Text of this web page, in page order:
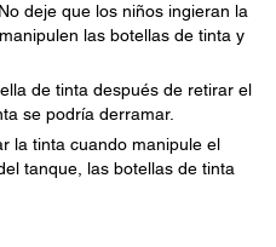
deje que los niños ingieran la
las botellas de tinta y
de tinta después de retirar el
se podría derramar.
la tinta cuando manipule el
tanque, las botellas de tinta